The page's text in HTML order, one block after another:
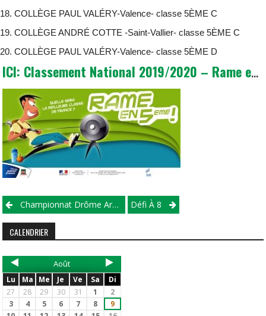
COLLÈGE PAUL VALÉRY-Valence- classe 5ÈME C
COLLÈGE ANDRÉ COTTE -Saint-Vallier- classe 5ÈME C
COLLÈGE PAUL VALÉRY-Valence- classe 5ÈME D
ICI: Classement National 2019/2020 – Rame en 5ème
Championnat Drôme Ardèche 2020 – Manche 3 Défi À 8
CALENDRIER
Août
Lu Ma Me Je Ve Sa
Di
27
28 29 30 31 1
2
3
4 5 6 7 8
9